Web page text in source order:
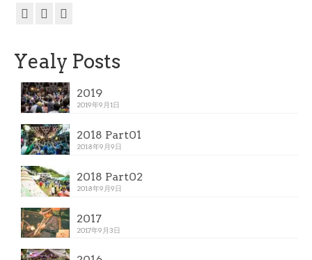
Yealy Posts
2019
2019年9月1日
2018 Part01
2018年9月9日
2018 Part02
2018年9月9日
2017
2017年9月3日